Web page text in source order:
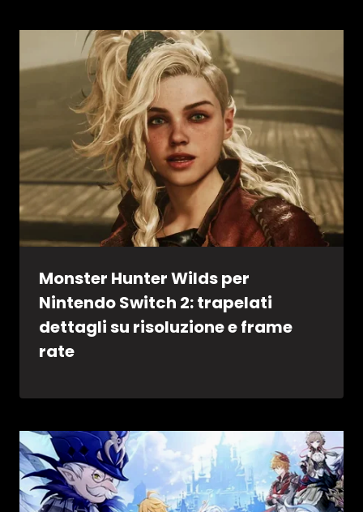
Monster Hunter Wilds per
Nintendo Switch 2: trapelati
dettagli su risoluzione e frame
rate